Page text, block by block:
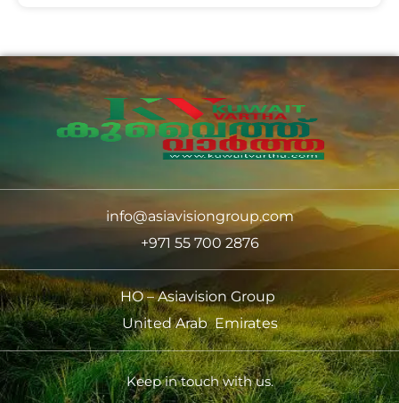
info@asiavisiongroup.com
+971 55 700 2876
HO – Asiavision Group
United Arab Emirates
Keep in touch with us.